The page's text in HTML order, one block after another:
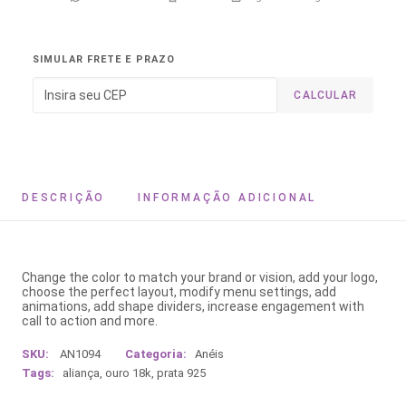
SIMULAR FRETE E PRAZO
CALCULAR
DESCRIÇÃO INFORMAÇÃO ADICIONAL
Change the color to match your brand or vision, add your logo,
choose the perfect layout, modify menu settings, add
animations, add shape dividers, increase engagement with
call to action and more.
SKU: AN1094 Categoria:
Anéis
Tags:
aliança, ouro 18k, prata 925